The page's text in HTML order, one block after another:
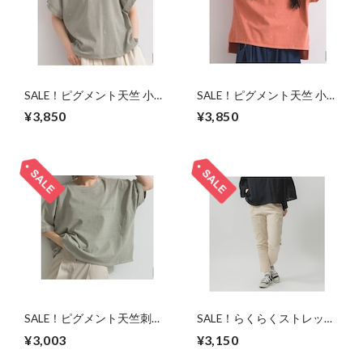
SALE！ピグメント天竺 小花
レージュ
¥3,850
SALE！ピグメント天竺 小花
プリコット
¥3,850
SALE！ピグメント天竺刺繍
¥3,003
SALE！らくらくストレッチ
～L
¥3,150